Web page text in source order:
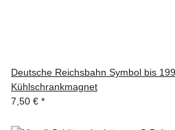
Deutsche Reichsbahn Symbol bis
Kühlschrankmagnet
7,50 € *